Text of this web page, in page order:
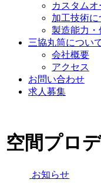
カスタム
加工技術に
製造能力・
三協丸筒につい
会社概要
アクセス
お問い合わせ
求人募集
空間プロ
お知らせ